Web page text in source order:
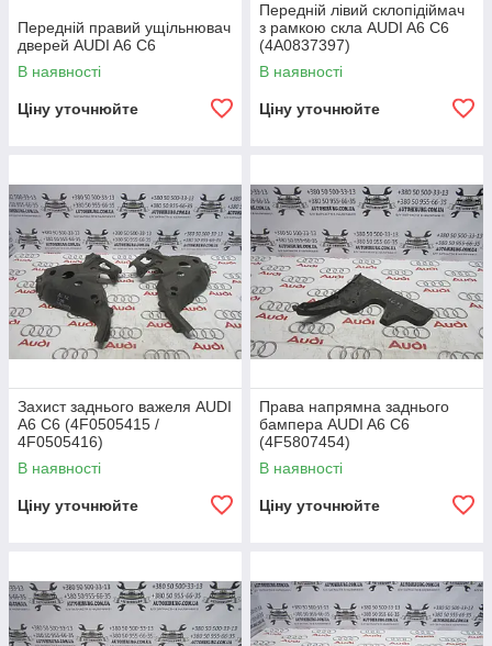
Передній правий ущільнювач
дверей AUDI A6 C6
В наявності
Ціну уточнюйте
Передній лівий склопідіймач
з рамкою скла AUDI A6 C6
(4A0837397)
В наявності
Ціну уточнюйте
Захист заднього важеля AUDI
A6 C6 (4F0505415 /
4F0505416)
В наявності
Ціну уточнюйте
Права напрямна заднього
бампера AUDI A6 C6
(4F5807454)
В наявності
Ціну уточнюйте